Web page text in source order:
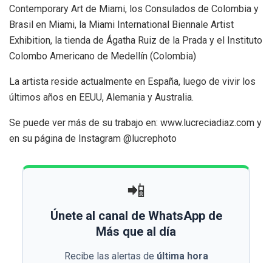
Contemporary Art de Miami, los Consulados de Colombia y
Brasil en Miami, la Miami International Biennale Artist
Exhibition, la tienda de Ágatha Ruiz de la Prada y el Instituto
Colombo Americano de Medellín (Colombia)
La artista reside actualmente en España, luego de vivir los
últimos años en EEUU, Alemania y Australia.
Se puede ver más de su trabajo en: www.lucreciadiaz.com y
en su página de Instagram @lucrephoto
📲
Únete al canal de WhatsApp de
Más que al día
Recibe las alertas de última hora